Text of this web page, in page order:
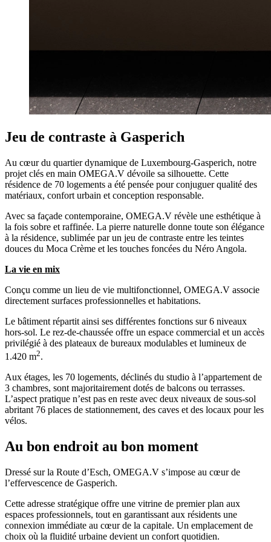
Jeu de contraste à Gasperich
Au cœur du quartier dynamique de Luxembourg-Gasperich, notre
projet clés en main OMEGA.V dévoile sa silhouette. Cette
résidence de 70 logements a été pensée pour conjuguer qualité des
matériaux, confort urbain et conception responsable.
Avec sa façade contemporaine, OMEGA.V révèle une esthétique à
la fois sobre et raffinée. La pierre naturelle donne toute son élégance
à la résidence, sublimée par un jeu de contraste entre les teintes
douces du Moca Crème et les touches foncées du Néro Angola.
La vie en mix
Conçu comme un lieu de vie multifonctionnel, OMEGA.V associe
directement surfaces professionnelles et habitations.
Le bâtiment répartit ainsi ses différentes fonctions sur 6 niveaux
hors-sol. Le rez-de-chaussée offre un espace commercial et un accès
privilégié à des plateaux de bureaux modulables et lumineux de
1.420 m2.
Aux étages, les 70 logements, déclinés du studio à l’appartement de
3 chambres, sont majoritairement dotés de balcons ou terrasses.
L’aspect pratique n’est pas en reste avec deux niveaux de sous-sol
abritant 76 places de stationnement, des caves et des locaux pour les
vélos.
Au bon endroit au bon moment
Dressé sur la Route d’Esch, OMEGA.V s’impose au cœur de
l’effervescence de Gasperich.
Cette adresse stratégique offre une vitrine de premier plan aux
espaces professionnels, tout en garantissant aux résidents une
connexion immédiate au cœur de la capitale. Un emplacement de
choix où la fluidité urbaine devient un confort quotidien.